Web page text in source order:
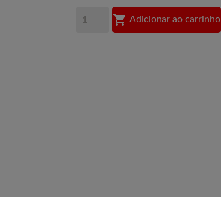
 Adicionar ao carrinho